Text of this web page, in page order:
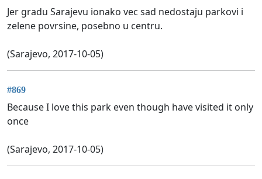
Jer gradu Sarajevu ionako vec sad nedostaju parkovi i
zelene povrsine, posebno u centru.
(Sarajevo, 2017-10-05)
#869
Because I love this park even though have visited it only
once
(Sarajevo, 2017-10-05)